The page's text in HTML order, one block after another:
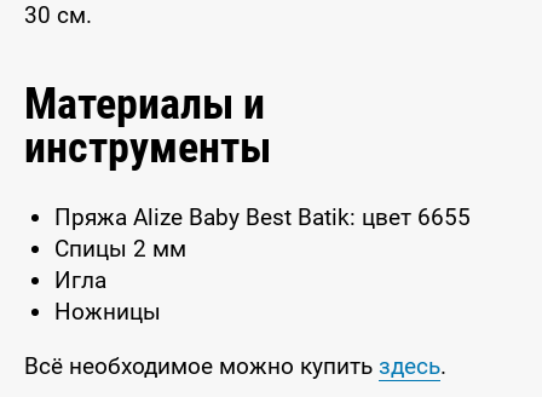
30 см.
Материалы и
инструменты
Пряжа Alize Baby Best Batik: цвет 6655
Спицы 2 мм
Игла
Ножницы
Всё необходимое можно купить здесь.